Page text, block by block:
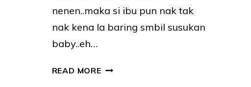
nenen..maka si ibu pun nak tak
nak kena la baring smbil susukan
baby..eh…
READ MOREREALITI